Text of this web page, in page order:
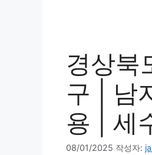
경상북
구 | 남
용 | 세
08/01/2025 작성자: